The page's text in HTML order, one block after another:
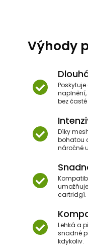
Výhody
bez
Díky
bohatou
náročné
cartridgí.
Lehká a
snadné
kdykoliv.